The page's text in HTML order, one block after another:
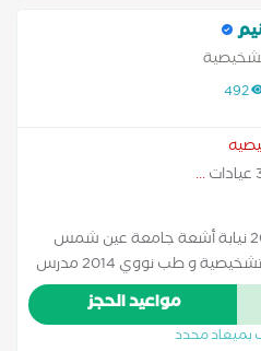
492
...
بكالوريوس طب و جراحة 2008 نيابة أشعة جامعة عين شمس
2009 الي 2013 ماجستير أشعة تشخيصية و طب نووي 2014 مدرس
جامعة مصر للعلوم و
مواعيد الحجز
بميعاد محدد